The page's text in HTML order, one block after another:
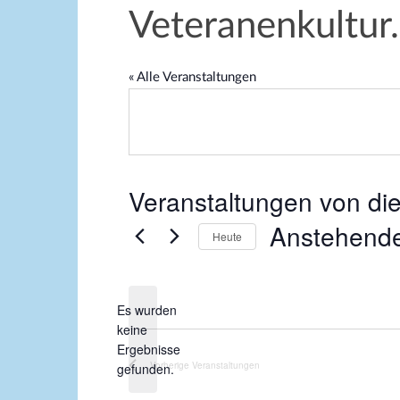
« Alle Veranstaltungen
Veranstaltungen von
H
i
Es wurden
keine
Ergebnisse
gefunden.
Heute
u
Vorherige Veranstaltungen